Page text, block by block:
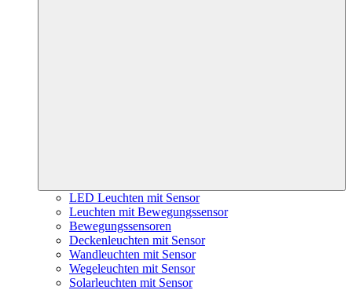
LED Leuchten mit Sensor
Leuchten mit Bewegungssensor
Bewegungssensoren
Deckenleuchten mit Sensor
Wandleuchten mit Sensor
Wegeleuchten mit Sensor
Solarleuchten mit Sensor